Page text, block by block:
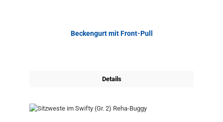
Beckengurt mit Front-Pull
Details